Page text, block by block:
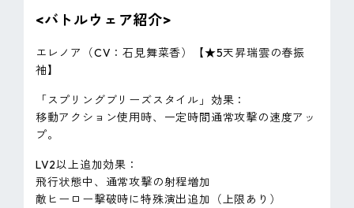
<バトルウェア紹介>
エレノア（CV：石見舞菜香）【★5天昇瑞雲の春振
袖】
「スプリングブリーズスタイル」効果：
移動アクション使用時、一定時間通常攻撃の速度アッ
プ。
LV2以上追加効果：
飛行状態中、通常攻撃の射程増加
敵ヒーロー撃破時に特殊演出追加（上限あり）